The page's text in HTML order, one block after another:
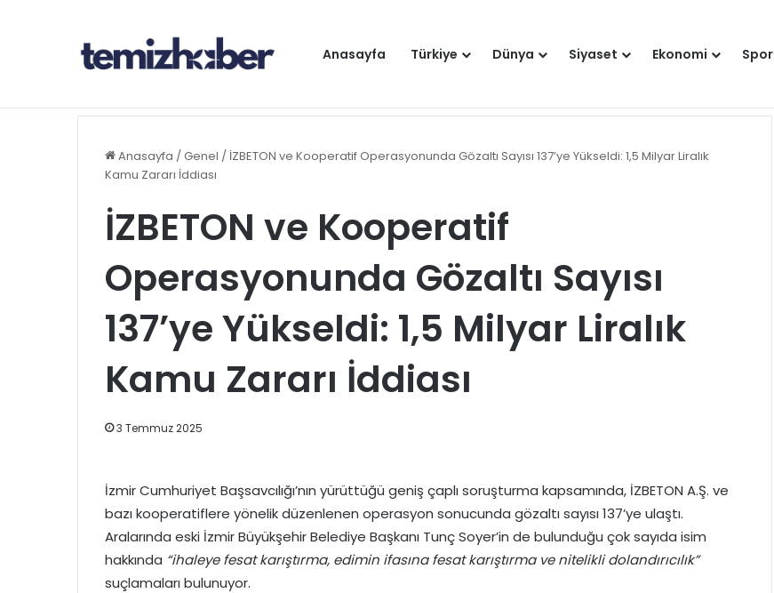
Anasayfa Türkiye Dünya Siyaset Ekonomi Spor
Gündem
Anasayfa /Genel / İZBETON ve Kooperatif Operasyonunda Gözaltı Sayısı 137’ye Yükseldi: 1,5 Milyar Liralık
Kamu Zararı İddiası
İZBETON ve Kooperatif
Operasyonunda Gözaltı Sayısı
137’ye Yükseldi: 1,5 Milyar Liralık
Kamu Zararı İddiası
3 Temmuz 2025
İzmir Cumhuriyet Başsavcılığı’nın yürüttüğü geniş çaplı soruşturma kapsamında, İZBETON A.Ş. ve
bazı kooperatiflere yönelik düzenlenen operasyon sonucunda gözaltı sayısı 137’ye ulaştı.
Aralarında eski İzmir Büyükşehir Belediye Başkanı Tunç Soyer’in de bulunduğu çok sayıda isim
hakkında “ihaleye fesat karıştırma, edimin ifasına fesat karıştırma ve nitelikli dolandırıcılık”
suçlamaları bulunuyor.